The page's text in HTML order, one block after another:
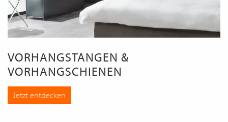
VORHANGSTANGEN &
VORHANGSCHIENEN
Jetzt entdecken